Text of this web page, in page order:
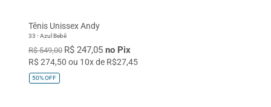
Tênis Unissex Andy
33 - Azul Bebê
R$ 549,00 R$ 247,05 no Pix
R$ 274,50 ou 10x de R$27,45
50%OFF